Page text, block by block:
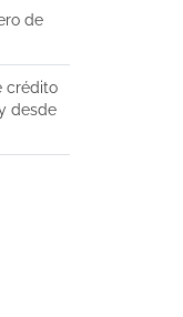
de
crédito
desde